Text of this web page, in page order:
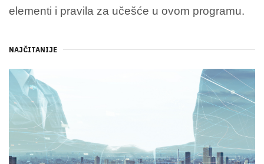
elementi i pravila za učešće u ovom programu.
NAJČITANIJE